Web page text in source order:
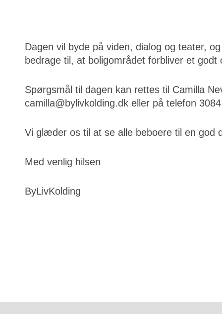
Dagen vil byde på viden, dialog og teater,
bedrage til, at boligområdet forbliver et
Spørgsmål til dagen kan rettes til Camilla
camilla@bylivkolding.dk eller på telefon
Vi glæder os til at se alle beboere til en god
Med venlig hilsen
ByLivKolding